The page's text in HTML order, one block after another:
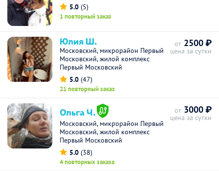
5.0 (5)
1 повторный заказ
Юлия Ш.
Московский, микрорайон Первый
Московский, жилой комплекс
Первый Московский
5.0 (47)
21 повторный заказ
от 2500 ₽
цена за сутки
Ольга Ч.
Московский, микрорайон Первый
Московский, жилой комплекс
Первый Московский
5.0 (38)
4 повторных заказа
от 3000 ₽
цена за сутки